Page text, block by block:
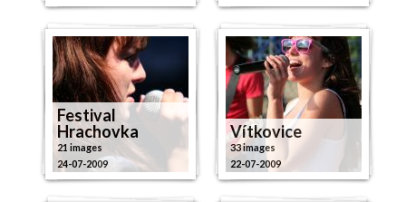
Festival
Hrachovka
21 images
24-07-2009
Vítkovice
33 images
22-07-2009